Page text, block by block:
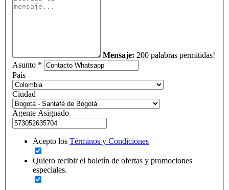
Mensaje: 200 palabras permitidas!
Asunto *
País
Ciudad
Agente Asignado
Acepto los Términos y Condiciones
Quiero recibir el boletín de ofertas y promociones
especiales.